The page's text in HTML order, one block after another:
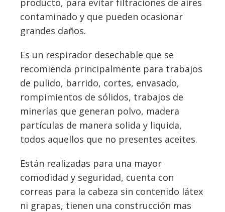
contaminado y que pueden ocasionar
grandes daños.
Es un respirador desechable que se
recomienda principalmente para trabajos
de pulido, barrido, cortes, envasado,
rompimientos de sólidos, trabajos de
minerías que generan polvo, madera
partículas de manera solida y liquida,
todos aquellos que no presentes aceites.
Están realizadas para una mayor
comodidad y seguridad, cuenta con
correas para la cabeza sin contenido látex
ni grapas, tienen una construcción mas